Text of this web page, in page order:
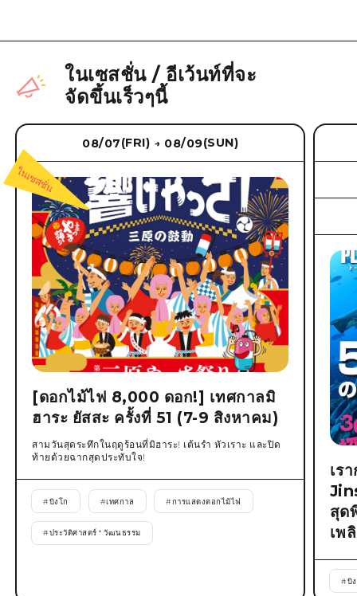
ในเซสชั่น/ อีเว้นท์ที่จะ
จัดขึ้นเร็วๆนี้
08/07(FRI) → 08/09(SUN)
[ดอกไม้ไฟ 8,000 ดอก!] เทศกาลมิ
ฮาระ ยัสสะ ครั้งที่ 51 (7-9 สิงหาคม)
สามวันสุดระทึกในฤดูร้อนที่มิฮาระ! เต้นรำ หัวเราะ และปิด
ท้ายด้วยฉากสุดประทับใจ!
#บิงโก #เทศกาล #การแสดงดอกไม้ไฟ
#ประวัติศาสตร์ * วัฒนธรรม
เร
สุด
เพ
#บิ